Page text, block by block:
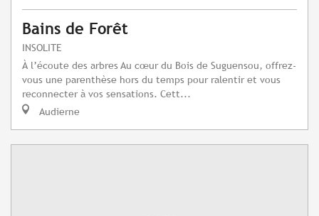
Bains de Forêt
INSOLITE
À l’écoute des arbres Au cœur du Bois de Suguensou, offrez-
vous une parenthèse hors du temps pour ralentir et vous
reconnecter à vos sensations. Cett...
Audierne